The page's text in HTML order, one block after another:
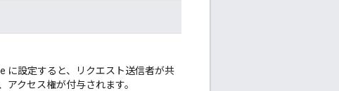
に設定すると、リクエスト送信者が共
クセス権が付与されます。